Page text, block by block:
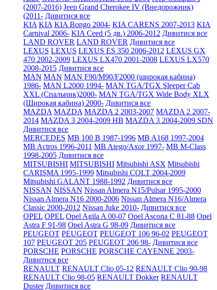
(2007-2016) Jeep Grand Cherokee IV (Внедорожник)
(2011- Дивитися все
KIA KIA KIA Bongo 2004- KIA CARENS 2007-2013 KIA
Carnival 2006- KIA Ceed (5 дв.) 2006-2012 Дивитися все
LAND ROVER LAND ROVER Дивитися все
LEXUS LEXUS LEXUS ES 350 2006-2012 LEXUS GX
470 2002-2009 LEXUS LX470 2001-2008 LEXUS LX570
2008-2015 Дивитися все
MAN MAN MAN F90/M90/F2000 (широкая кабина)
1986- MAN L2000 1994- MAN TGA/TGX Sleeper Cab
XXL (Спальник)2000- MAN TGA/TGX Wide Body XLX
(Широкая кабина) 2000- Дивитися все
MAZDA MAZDA MAZDA 2 2003-2007 MAZDA 2 2007-
2014 MAZDA 3 2004-2009 HB MAZDA 3 2004-2009 SDN
Дивитися все
MERCEDES MB 100 B 1987-1996 MB A168 1997-2004
MB Actros 1996-2011 MB Atego/Axor 1997- MB M-Class
1998-2005 Дивитися все
MITSUBISHI MITSUBISHI Mitsubishi ASX Mitsubishi
CARISMA 1995-1999 Mitsubishi COLT 2004-2009
Mitsubishi GALANT 1988-1992 Дивитися все
NISSAN NISSAN Nissan Almera N15/Pulsar 1995-2000
Nissan Almera N16 2000-2006 Nissan Almera N16/Almera
Classic 2000-2012 Nissan Juke 2010- Дивитися все
OPEL OPEL Opel Agila A 00-07 Opel Ascona C 81-88 Opel
Astra F 91-98 Opel Astra G 98-09 Дивитися все
PEUGEOT PEUGEOT PEUGEOT 106 96-02 PEUGEOT
107 PEUGEOT 205 PEUGEOT 206 98- Дивитися все
PORSCHE PORSCHE PORSCHE CAYENNE 2003-
Дивитися все
RENAULT RENAULT Clio 05-12 RENAULT Clio 90-98
RENAULT Clio 98-05 RENAULT Dokker RENAULT
Duster Дивитися все